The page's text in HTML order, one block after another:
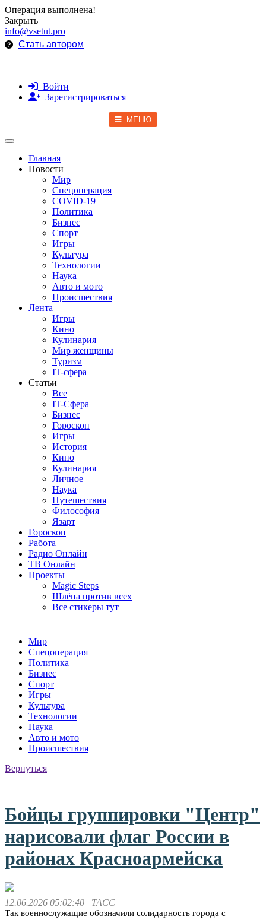
Операция выполнена!
Закрыть
info@vsetut.pro
Стать автором
Войти
Зарегистрироваться
МЕНЮ
Toggle navigation
Главная
Новости
Мир
Спецоперация
COVID-19
Политика
Бизнес
Спорт
Игры
Культура
Технологии
Наука
Авто и мото
Происшествия
Лента
Игры
Кино
Кулинария
Мир женщины
Туризм
IT-сфера
Статьи
Все
IT-Сфера
Бизнес
Гороскоп
Игры
История
Кино
Кулинария
Личное
Наука
Путешествия
Философия
Язарт
Гороскоп
Работа
Радио Онлайн
ТВ Онлайн
Проекты
Magic Steps
Шлёпа против всех
Все стикеры тут
Мир
Спецоперация
Политика
Бизнес
Спорт
Игры
Культура
Технологии
Наука
Авто и мото
Происшествия
Вернуться
Бойцы группировки "Центр"
нарисовали флаг России в
районах Красноармейска
12.06.2026 05:02:40 | ТАСС
Так военнослужащие обозначили солидарность города с